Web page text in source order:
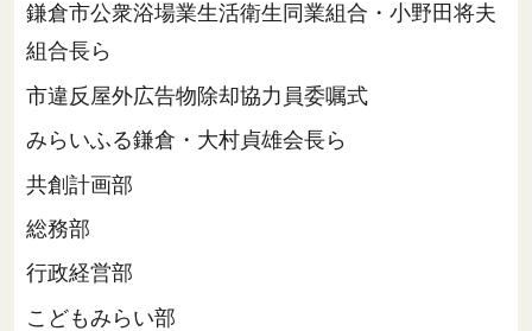
鎌倉市公衆浴場業生活衛生同業組合・小野田将夫
組合長ら
市違反屋外広告物除却協力員委嘱式
みらいふる鎌倉・大村貞雄会長ら
共創計画部
総務部
行政経営部
こどもみらい部